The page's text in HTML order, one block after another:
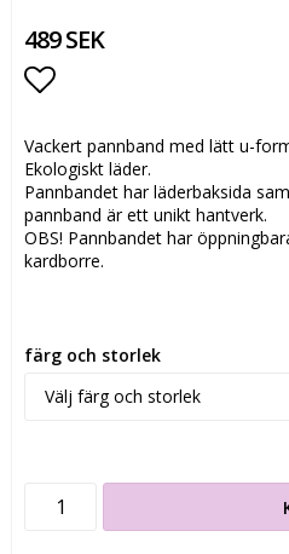
489 SEK
Vackert pannband med lätt u-
Ekologiskt läder.
Pannbandet har läderbaksida
pannband är ett unikt hantverk.
OBS! Pannbandet har
kardborre.
färg och storlek